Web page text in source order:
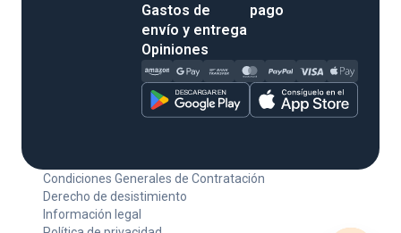
Gastos de
envío y entrega
Opiniones
pago
Condiciones Generales de Contratación
Derecho de desistimiento
Información legal